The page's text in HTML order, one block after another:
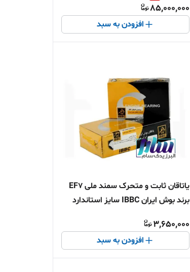
85,000,000
افزودن به سبد
یاتاقان ثابت و متحرک سمند ملی EF7
برند بوش ایران IBBC سایز استاندارد
3,650,000
افزودن به سبد